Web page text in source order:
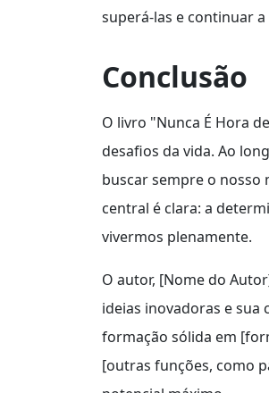
superá-las e continuar
Conclusão
O livro "Nunca É Hora
desafios da vida. Ao
buscar sempre o nosso
central é clara: a
vivermos plenamente.
O autor, [Nome do
ideias inovadoras e sua
formação sólida em
[outras funções, como